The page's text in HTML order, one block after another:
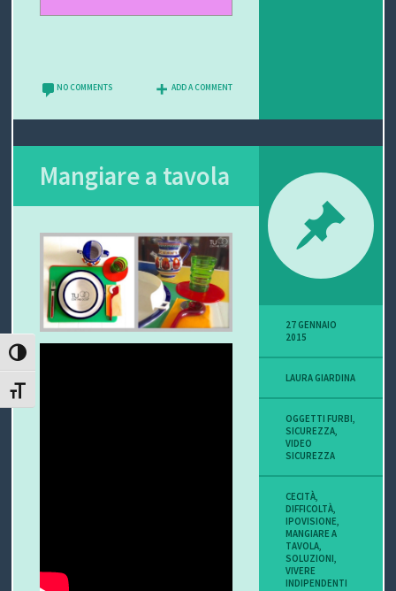
ATTIVA/DISATTIVA ALTO CONTRASTO
ATTIVA/DISATTIVA DIMENSIONE TESTO
NO COMMENTS ADD A COMMENT
Mangiare a tavola
27 GENNAIO
2015
LAURA GIARDINA
OGGETTI FURBI,
SICUREZZA,
VIDEO
SICUREZZA
CECITÀ,
DIFFICOLTÀ,
IPOVISIONE,
MANGIARE A
TAVOLA,
SOLUZIONI,
VIVERE
INDIPENDENTI